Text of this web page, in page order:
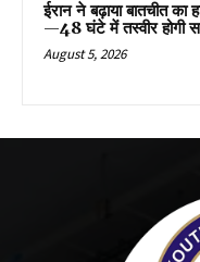
ईरान ने बढ़ाया बातचीत का
—48 घंटे में तस्वीर होगी
August 5, 2026